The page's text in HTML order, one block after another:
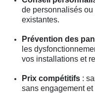
de personnalisés
existantes.
Prévention des
les
vos installations et
Prix compétitifs :
sans engagement et